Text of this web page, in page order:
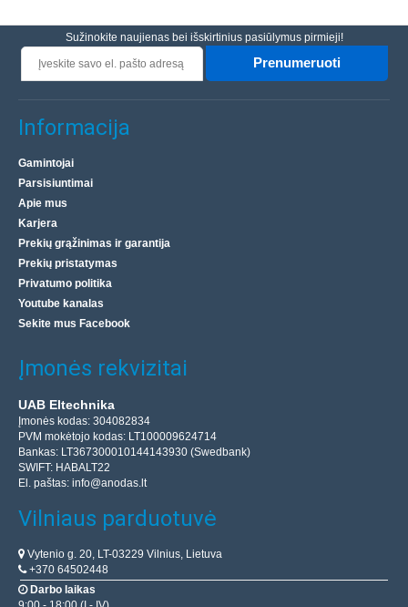
Sužinokite naujienas bei išskirtinius pasiūlymus pirmieji!
Prenumeruoti
Informacija
Gamintojai
Parsisiuntimai
Apie mus
Karjera
Prekių grąžinimas ir garantija
Prekių pristatymas
Privatumo politika
Youtube kanalas
Sekite mus Facebook
Įmonės rekvizitai
UAB Eltechnika
Įmonės kodas: 304082834
PVM mokėtojo kodas: LT100009624714
Bankas: LT367300010144143930 (Swedbank)
SWIFT: HABALT22
El. paštas: info@anodas.lt
Vilniaus parduotuvė
Vytenio g. 20, LT-03229 Vilnius, Lietuva
+370 64502448
Darbo laikas